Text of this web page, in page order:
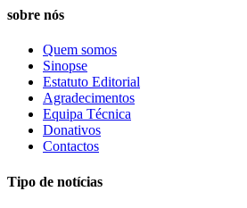
sobre nós
Quem somos
Sinopse
Estatuto Editorial
Agradecimentos
Equipa Técnica
Donativos
Contactos
Tipo de notícias